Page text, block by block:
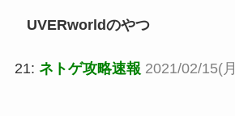
UVERworldのやつ
21: ネトゲ攻略速報 2021/02/15(